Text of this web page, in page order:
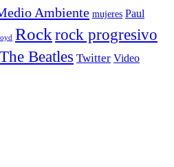
Ambiente mujeres Paul
Rock rock progresivo
The Beatles Twitter Video